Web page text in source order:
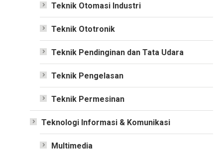
Teknik Otomasi Industri
Teknik Ototronik
Teknik Pendinginan dan Tata Udara
Teknik Pengelasan
Teknik Permesinan
Teknologi Informasi & Komunikasi
Multimedia